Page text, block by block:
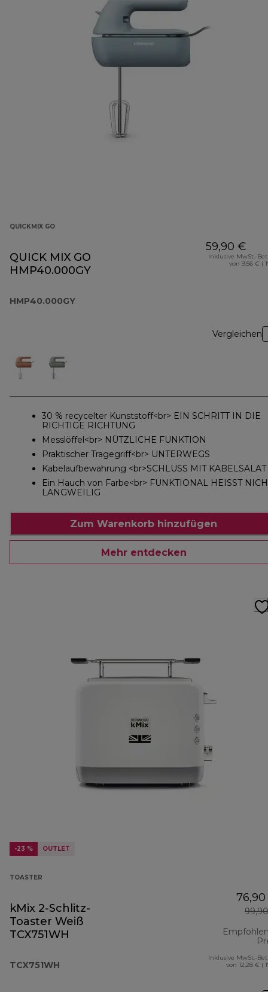
QUICKMIX GO
QUICK MIX GO
HMP40.000GY
HMP40.000GY
59,90 €
Inklusive MwSt.-
von 9,56 € (
Vergleichen
30 % recycelter Kunststoff<br> EIN SCHRITT IN DIE
RICHTIGE RICHTUNG
Messlöffel<br> NÜTZLICHE FUNKTION
Praktischer Tragegriff<br> UNTERWEGS
Kabelaufbewahrung <br>SCHLUSS MIT KABELSALAT
Ein Hauch von Farbe<br> FUNKTIONAL HEISST
LANGWEILIG
Zum Warenkorb hinzufügen
Mehr entdecken
-23 % OUTLET
TOASTER
kMix 2-Schlitz-
Toaster Weiß
TCX751WH
TCX751WH
Inklusive MwSt.-
von 12,28 € (